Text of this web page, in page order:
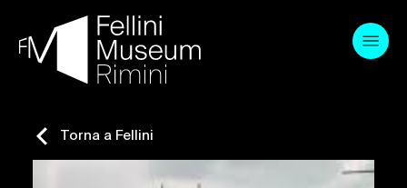
Torna a Fellini